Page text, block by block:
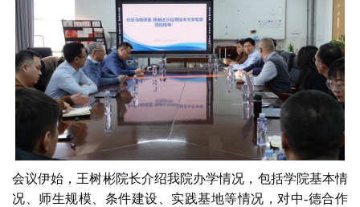
会议伊始，王树彬院长介绍我院办学情况，包括学院基本情
况、师生规模、条件建设、实践基地等情况，对中-德合作